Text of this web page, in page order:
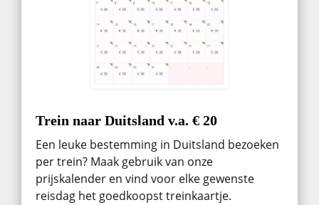
Trein naar Duitsland v.a. € 20
Een leuke bestemming in Duitsland bezoeken
per trein? Maak gebruik van onze
prijskalender en vind voor elke gewenste
reisdag het goedkoopst treinkaartje.